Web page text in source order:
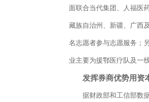
面联合当代集团、人福医
藏族自治州、新疆、广西
名志愿者参与志愿服务；
业主要为援鄂医疗队及一
发挥券商优势用资
据财政部和工信部数